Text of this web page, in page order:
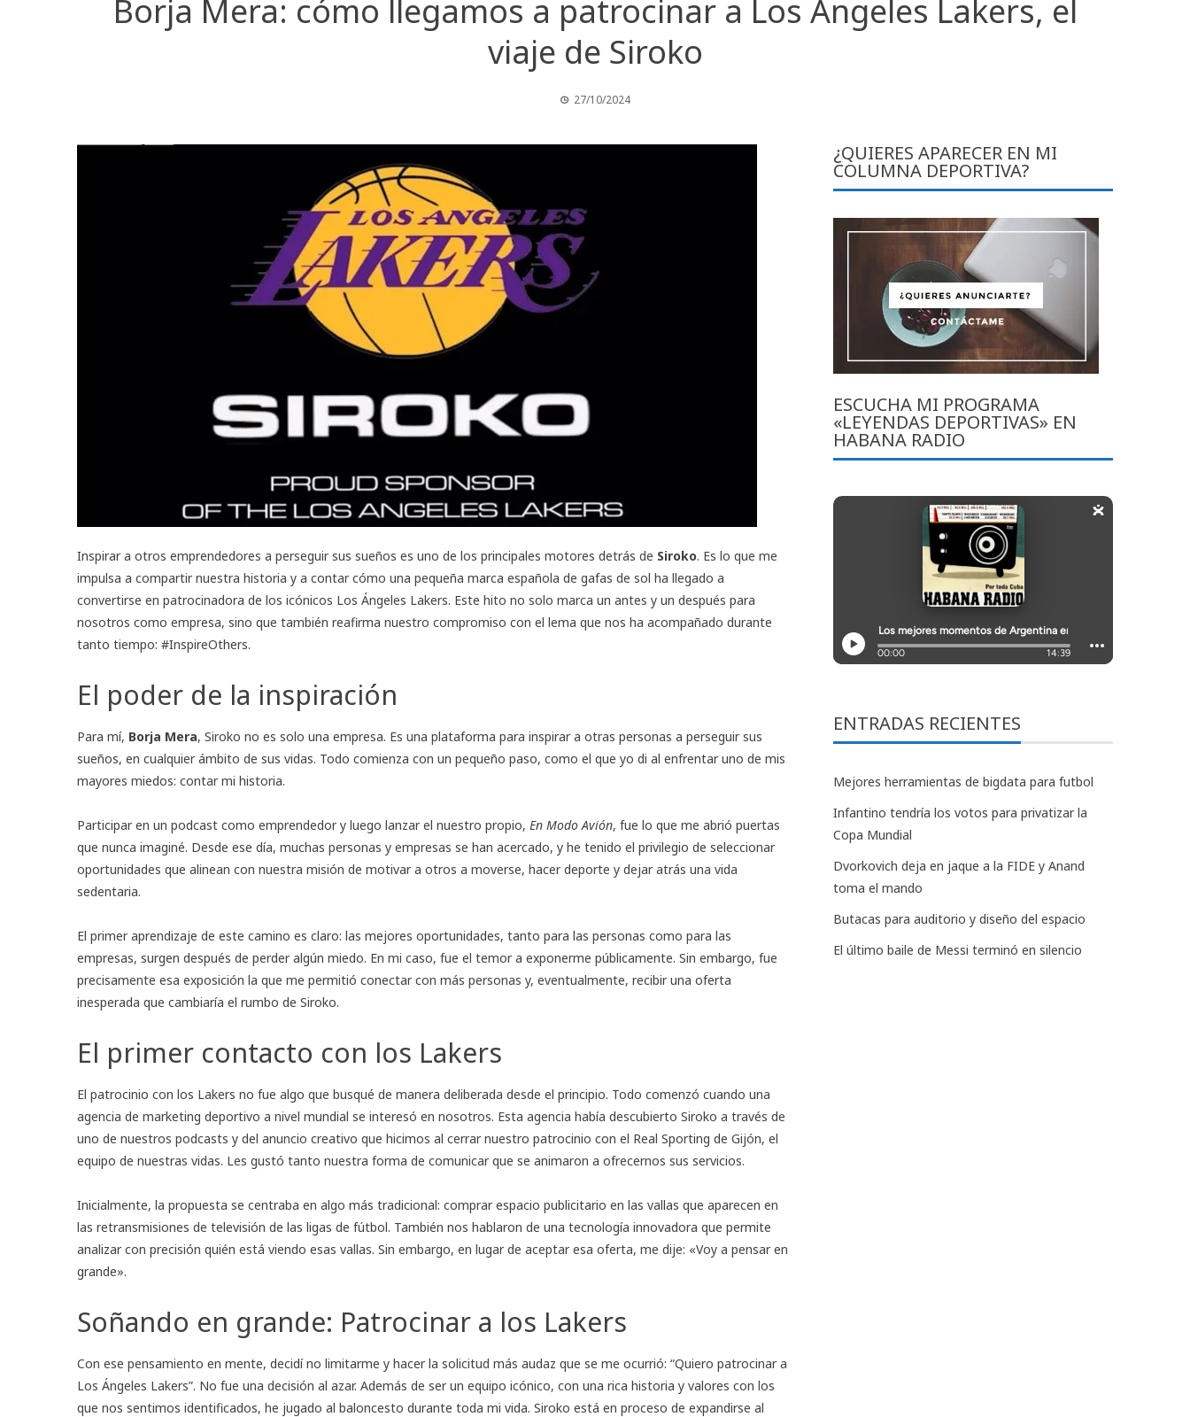
Borja Mera: cómo llegamos a patrocinar a Los Ángeles Lakers, el
viaje de Siroko
27/10/2024
Inspirar a otros emprendedores a perseguir sus sueños es uno de los principales motores detrás de Siroko. Es lo que me
impulsa a compartir nuestra historia y a contar cómo una pequeña marca española de gafas de sol ha llegado a
convertirse en patrocinadora de los icónicos Los Ángeles Lakers. Este hito no solo marca un antes y un después para
nosotros como empresa, sino que también reafirma nuestro compromiso con el lema que nos ha acompañado durante
tanto tiempo: #InspireOthers.
El poder de la inspiración
Para mí, Borja Mera, Siroko no es solo una empresa. Es una plataforma para inspirar a otras personas a perseguir sus
sueños, en cualquier ámbito de sus vidas. Todo comienza con un pequeño paso, como el que yo di al enfrentar uno de mis
mayores miedos: contar mi historia.
Participar en un podcast como emprendedor y luego lanzar el nuestro propio, En Modo Avión, fue lo que me abrió puertas
que nunca imaginé. Desde ese día, muchas personas y empresas se han acercado, y he tenido el privilegio de seleccionar
oportunidades que alinean con nuestra misión de motivar a otros a moverse, hacer deporte y dejar atrás una vida
sedentaria.
El primer aprendizaje de este camino es claro: las mejores oportunidades, tanto para las personas como para las
empresas, surgen después de perder algún miedo. En mi caso, fue el temor a exponerme públicamente. Sin embargo, fue
precisamente esa exposición la que me permitió conectar con más personas y, eventualmente, recibir una oferta
inesperada que cambiaría el rumbo de Siroko.
El primer contacto con los Lakers
El patrocinio con los Lakers no fue algo que busqué de manera deliberada desde el principio. Todo comenzó cuando una
agencia de marketing deportivo a nivel mundial se interesó en nosotros. Esta agencia había descubierto Siroko a través de
uno de nuestros podcasts y del anuncio creativo que hicimos al cerrar nuestro patrocinio con el Real Sporting de Gijón, el
equipo de nuestras vidas. Les gustó tanto nuestra forma de comunicar que se animaron a ofrecernos sus servicios.
Inicialmente, la propuesta se centraba en algo más tradicional: comprar espacio publicitario en las vallas que aparecen en
las retransmisiones de televisión de las ligas de fútbol. También nos hablaron de una tecnología innovadora que permite
analizar con precisión quién está viendo esas vallas. Sin embargo, en lugar de aceptar esa oferta, me dije: «Voy a pensar en
grande».
Soñando en grande: Patrocinar a los Lakers
Con ese pensamiento en mente, decidí no limitarme y hacer la solicitud más audaz que se me ocurrió: “Quiero patrocinar a
Los Ángeles Lakers”. No fue una decisión al azar. Además de ser un equipo icónico, con una rica historia y valores con los
que nos sentimos identificados, he jugado al baloncesto durante toda mi vida. Siroko está en proceso de expandirse al
¿QUIERES APARECER EN MI
COLUMNA DEPORTIVA?
ESCUCHA MI PROGRAMA
«LEYENDAS DEPORTIVAS» EN
HABANA RADIO
ENTRADAS RECIENTES
Mejores herramientas de bigdata para futbol
Infantino tendría los votos para privatizar la
Copa Mundial
Dvorkovich deja en jaque a la FIDE y Anand
toma el mando
Butacas para auditorio y diseño del espacio
El último baile de Messi terminó en silencio